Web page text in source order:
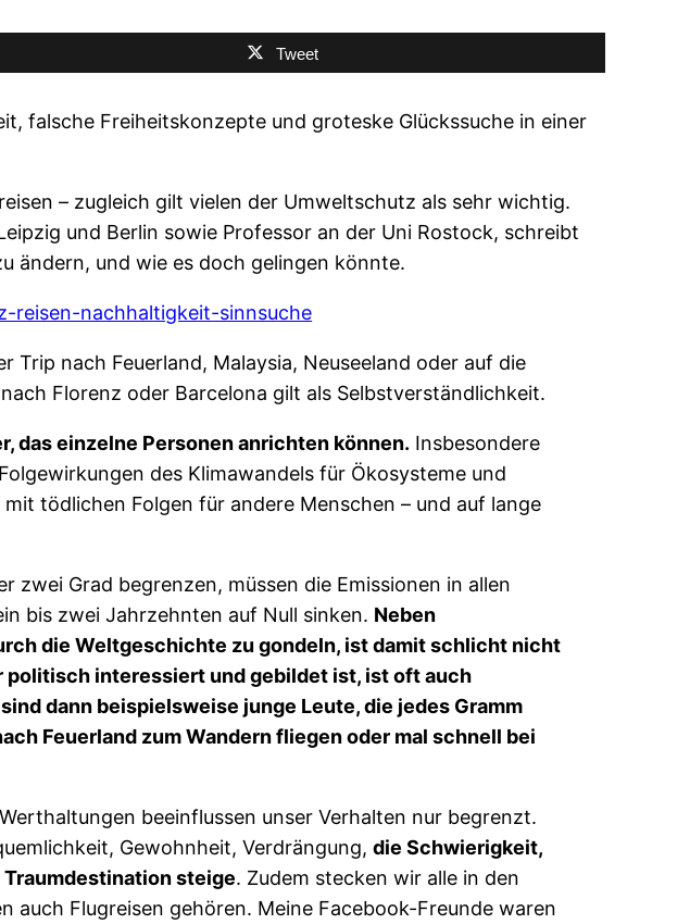
Tweet
falsche Freiheitskonzepte und groteske Glückssuche in einer
– zugleich gilt vielen der Umweltschutz als sehr wichtig.
und Berlin sowie Professor an der Uni Rostock, schreibt
ändern, und wie es doch gelingen könnte.
nachhaltigkeit-sinnsuche
nach Feuerland, Malaysia, Neuseeland oder auf die
Florenz oder Barcelona gilt als Selbstverständlichkeit.
das einzelne Personen anrichten können. Insbesondere
des Klimawandels für Ökosysteme und
tödlichen Folgen für andere Menschen – und auf lange
zwei Grad begrenzen, müssen die Emissionen in allen
bis zwei Jahrzehnten auf Null sinken. Neben
die Weltgeschichte zu gondeln, ist damit schlicht nicht
politisch interessiert und gebildet ist, ist oft auch
dann beispielsweise junge Leute, die jedes Gramm
Feuerland zum Wandern fliegen oder mal schnell bei
beeinflussen unser Verhalten nur begrenzt.
Gewohnheit, Verdrängung,die Schwierigkeit,
steige. Zudem stecken wir alle in den
Flugreisen gehören. Meine Facebook-Freunde waren